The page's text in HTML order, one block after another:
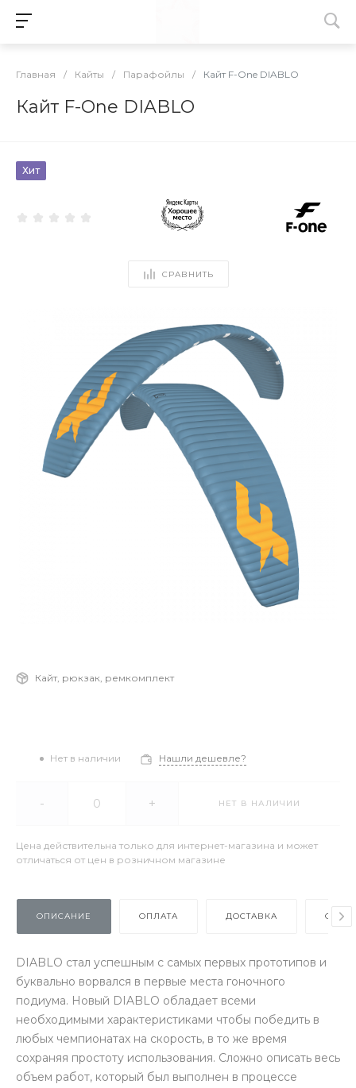
Главная / Кайты / Парафойлы / Кайт F-One DIABLO
Кайт F-One DIABLO
Хит
СРАВНИТЬ
Кайт, рюкзак, ремкомплект
Нет в наличии Нашли дешевле?
- + НЕТ В НАЛИЧИИ
Цена действительна только для интернет-магазина и может
отличаться от цен в розничном магазине
ОПИСАНИЕ ОПЛАТА ДОСТАВКА
DIABLO стал успешным с самых первых прототипов и
буквально ворвался в первые места гоночного
подиума. Новый DIABLO обладает всеми
необходимыми характеристиками чтобы победить в
любых чемпионатах на скорость, в то же время
сохраняя простоту использования. Сложно описать весь
объем работ, который был выполнен в процессе